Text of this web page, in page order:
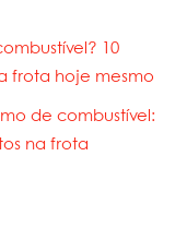
10
frota hoje mesmo
de combustível:
na frota